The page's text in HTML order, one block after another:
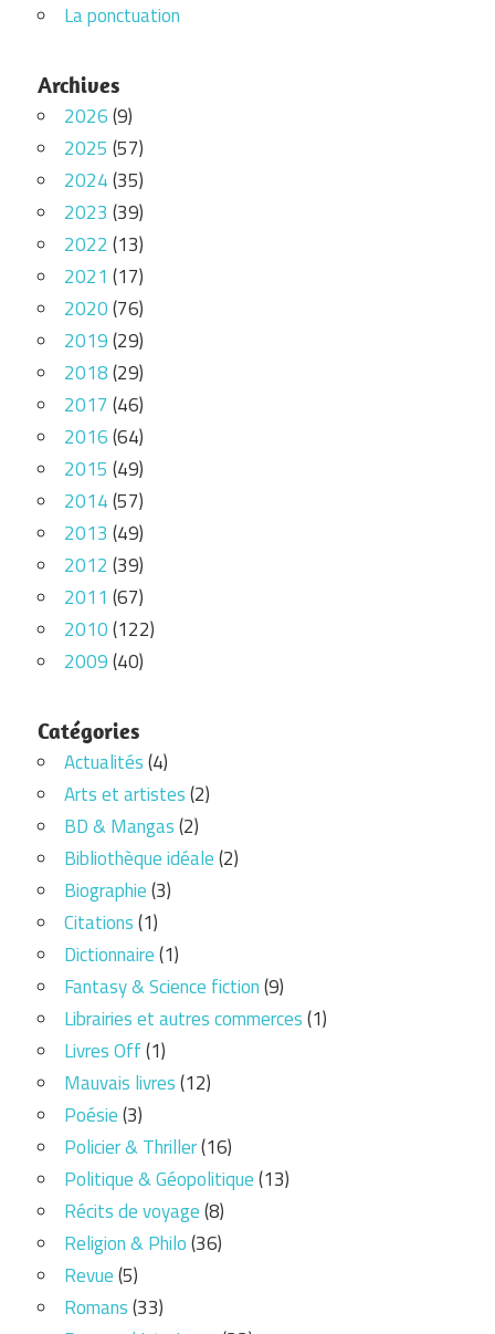
La ponctuation
Archives
2026(9)
2025 (57)
2024(35)
2023 (39)
2022 (13)
2021 (17)
2020(76)
2019(29)
2018(29)
2017 (46)
2016(64)
2015 (49)
2014(57)
2013 (49)
2012 (39)
2011 (67)
2010(122)
2009(40)
Catégories
Actualités(4)
Arts et artistes(2)
BD & Mangas(2)
Bibliothèque idéale(2)
Biographie(3)
Citations(1)
Dictionnaire(1)
Fantasy & Science fiction(9)
Librairies et autres commerces(1)
Livres Off(1)
Mauvais livres(12)
Poésie(3)
Policier & Thriller(16)
Politique & Géopolitique(13)
Récits de voyage(8)
Religion & Philo(36)
Revue(5)
Romans(33)